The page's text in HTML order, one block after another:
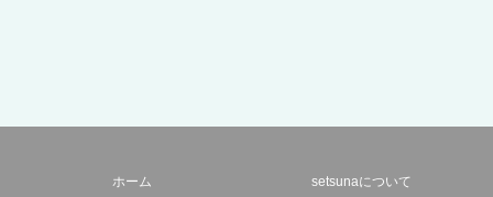
ホーム setsunaについて